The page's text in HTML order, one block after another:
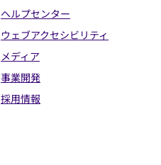
ヘルプセンター
ウェブアクセシビリティ
メディア
事業開発
採用情報